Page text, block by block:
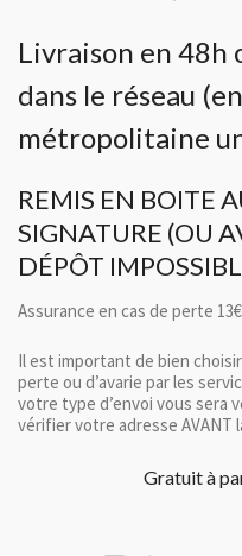
Livraison en 48h
dans le réseau
métropolitaine
REMIS EN BOITE
SIGNATURE (OU
DÉPÔT
Assurance en cas de perte
Il est important de bien
perte ou d’avarie par les
votre type d’envoi vous sera
vérifier votre adresse AVANT
Gratuit à